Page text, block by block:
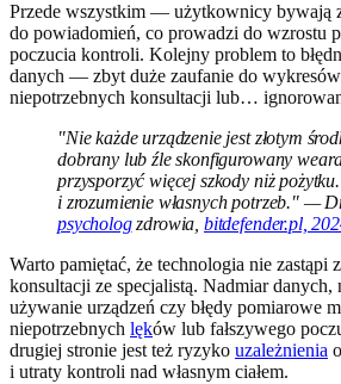
Przede wszystkim — użytkownicy bywają
do powiadomień, co prowadzi do wzrostu
poczucia kontroli. Kolejny problem to
danych — zbyt duże zaufanie do
niepotrzebnych konsultacji lub…
"Nie każde urządzenie jest złotym
dobrany lub źle skonfigurowany
przysporzyć więcej szkody niż
i zrozumienie własnych potrzeb." —
psychologzdrowia, bitdefender.pl,
Warto pamiętać, że technologia nie zastąpi
konsultacji ze specjalistą. Nadmiar danych,
używanie urządzeń czy błędy pomiarowe
niepotrzebnych lęków lub fałszywego
drugiej stronie jest też ryzyko uzależnienia
i utraty kontroli nad własnym ciałem.